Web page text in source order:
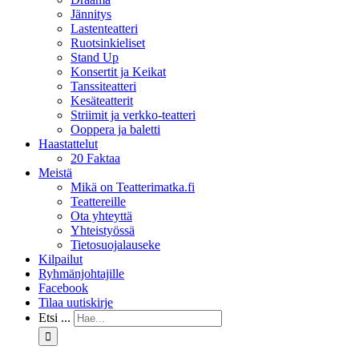
Jännitys
Lastenteatteri
Ruotsinkieliset
Stand Up
Konsertit ja Keikat
Tanssiteatteri
Kesäteatterit
Striimit ja verkko-teatteri
Ooppera ja baletti
Haastattelut
20 Faktaa
Meistä
Mikä on Teatterimatka.fi
Teattereille
Ota yhteyttä
Yhteistyössä
Tietosuojalauseke
Kilpailut
Ryhmänjohtajille
Facebook
Tilaa uutiskirje
Etsi ...